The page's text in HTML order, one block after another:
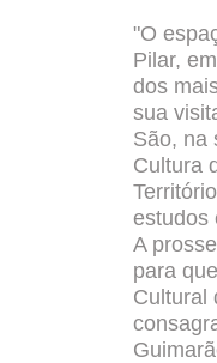
"O
Pilar,
dos
sua
São, na
Cultura
estudos
A
para
Cultural